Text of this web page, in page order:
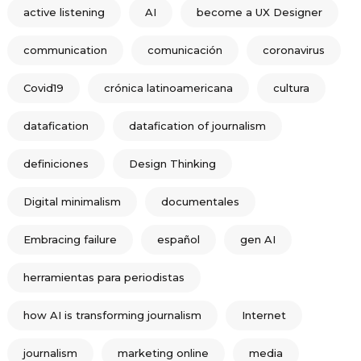
active listening AI become a UX Designer
communication comunicación coronavirus
Covid19 crónica latinoamericana cultura
datafication datafication of journalism
definiciones Design Thinking
Digital minimalism documentales
Embracing failure español gen AI
herramientas para periodistas
how AI is transforming journalism Internet
journalism marketing online media